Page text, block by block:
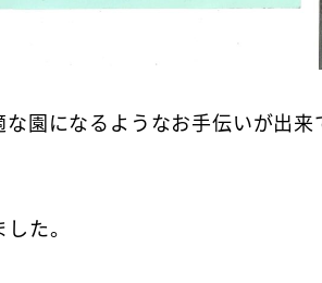
園になるようなお手伝いが出来
た。